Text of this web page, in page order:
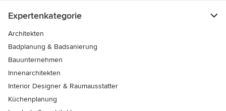
Expertenkategorie
Architekten
Badplanung & Badsanierung
Bauunternehmen
Innenarchitekten
Interior Designer & Raumausstatter
Küchenplanung